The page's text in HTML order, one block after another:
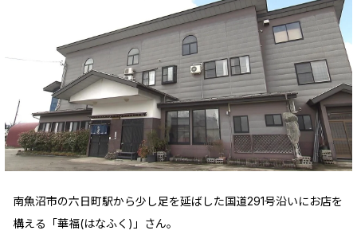
南魚沼市の六日町駅から少し足を延ばした国道291号沿いにお店を
構える「華福(はなふく)」さん。